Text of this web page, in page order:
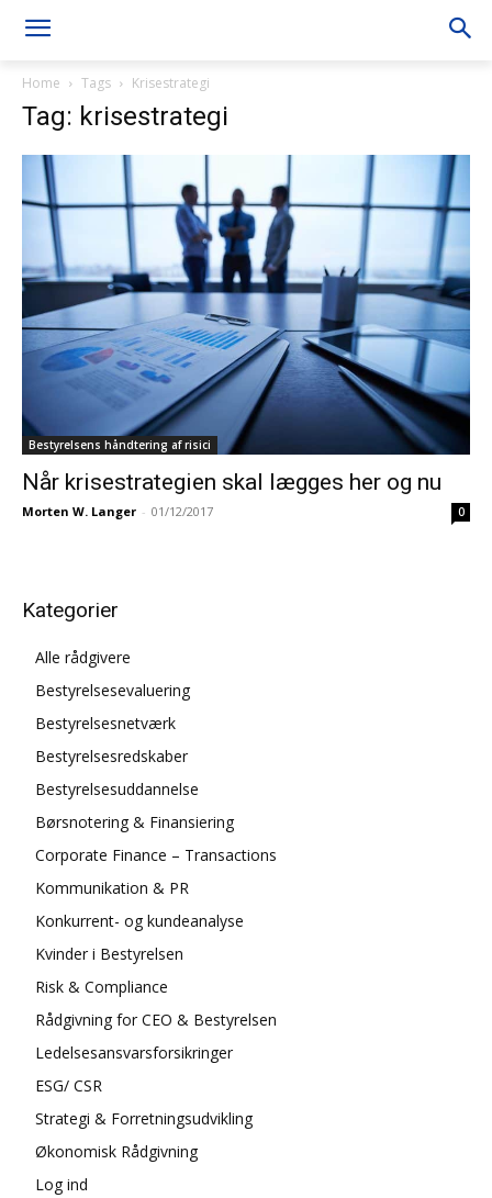
Home Tags Krisestrategi
Tag: krisestrategi
Bestyrelsens håndtering af risici
Når krisestrategien skal lægges her og nu
Morten W. Langer - 01/12/2017 0
Kategorier
Alle rådgivere
Bestyrelsesevaluering
Bestyrelsesnetværk
Bestyrelsesredskaber
Bestyrelsesuddannelse
Børsnotering & Finansiering
Corporate Finance – Transactions
Kommunikation & PR
Konkurrent- og kundeanalyse
Kvinder i Bestyrelsen
Risk & Compliance
Rådgivning for CEO & Bestyrelsen
Ledelsesansvarsforsikringer
ESG/ CSR
Strategi & Forretningsudvikling
Økonomisk Rådgivning
Log ind